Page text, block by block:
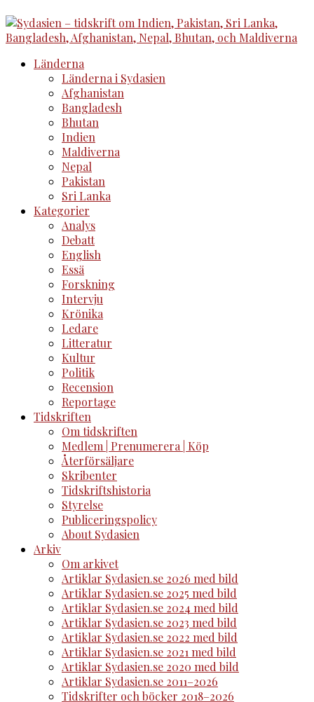
Länderna
Länderna i Sydasien
Afghanistan
Bangladesh
Bhutan
Indien
Maldiverna
Nepal
Pakistan
Sri Lanka
Kategorier
Analys
Debatt
English
Essä
Forskning
Intervju
Krönika
Ledare
Litteratur
Kultur
Politik
Recension
Reportage
Tidskriften
Om tidskriften
Medlem | Prenumerera | Köp
Återförsäljare
Skribenter
Tidskriftshistoria
Styrelse
Publiceringspolicy
About Sydasien
Arkiv
Om arkivet
Artiklar Sydasien.se 2026 med bild
Artiklar Sydasien.se 2025 med bild
Artiklar Sydasien.se 2024 med bild
Artiklar Sydasien.se 2023 med bild
Artiklar Sydasien.se 2022 med bild
Artiklar Sydasien.se 2021 med bild
Artiklar Sydasien.se 2020 med bild
Artiklar Sydasien.se 2011–2026
Tidskrifter och böcker 2018–2026